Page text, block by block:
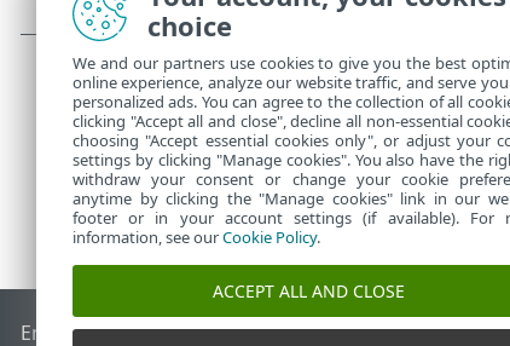
•
End of LifeESET-vidensbaseESET-forumESET Status
choice
We and our partners use cookies to give you the best
online experience, analyze our website traffic, and serve
personalized ads. You can agree to the collection of all
clicking "Accept all and close", decline all non-essential
choosing "Accept essential cookies only", or adjust your
settings by clicking "Manage cookies". You also have the
withdraw your consent or change your cookie
anytime by clicking the "Manage cookies" link in our
footer or in your account settings (if available). For
information, see ourCookie Policy.
ACCEPT ALL AND CLOSE